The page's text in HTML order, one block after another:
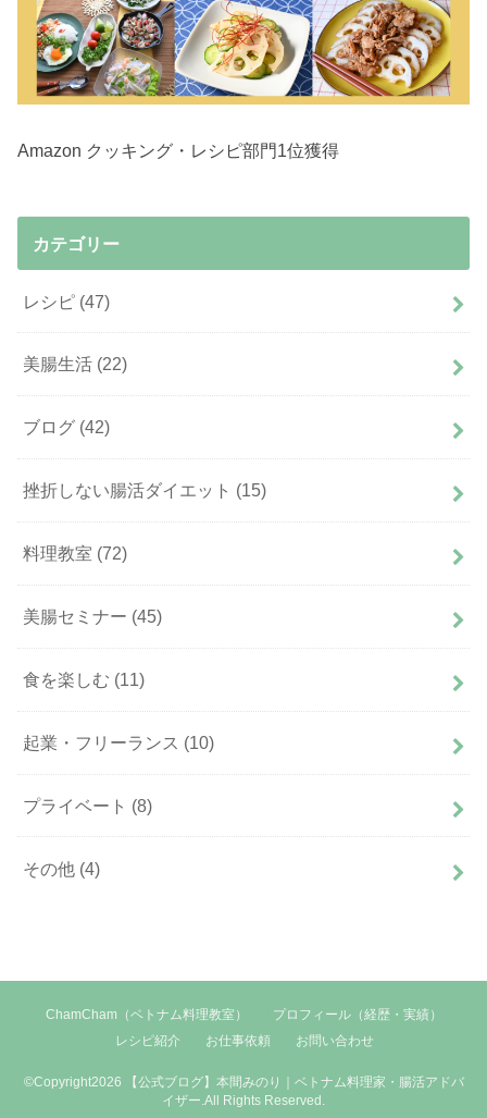
Amazon クッキング・レシピ部門1位獲得
カテゴリー
レシピ (47)
美腸生活 (22)
ブログ (42)
挫折しない腸活ダイエット (15)
料理教室 (72)
美腸セミナー (45)
食を楽しむ (11)
起業・フリーランス (10)
プライベート (8)
その他 (4)
ChamCham（ベトナム料理教室）
プロフィール（経歴・実績）
レシピ紹介
お仕事依頼 お問い合わせ
©Copyright2026
【公式ブログ】本間みのり｜ベトナム料理家・腸活アドバ
イザー .All Rights Reserved.